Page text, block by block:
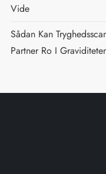
Vide
Sådan Kan
Partner Ro I